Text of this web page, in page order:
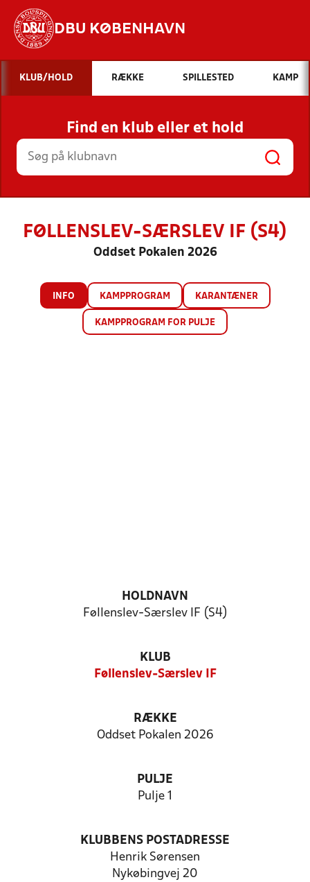
DBU KØBENHAVN
Hvad vil du søge efter?
INDHOLD OG NYHEDER
STILLINGER, RESULTATER, KLUBBER OG
HOLD
KLUB/HOLD RÆKKE SPILLESTED KAMP
Find en klub eller et hold
FØLLENSLEV-SÆRSLEV IF (S4)
Oddset Pokalen 2026
INFO KAMPPROGRAM KARANTÆNER
KAMPPROGRAM FOR PULJE
HOLDNAVN
Føllenslev-Særslev IF (S4)
KLUB
Føllenslev-Særslev IF
RÆKKE
Oddset Pokalen 2026
PULJE
Pulje 1
KLUBBENS POSTADRESSE
Henrik Sørensen
Nykøbingvej 20